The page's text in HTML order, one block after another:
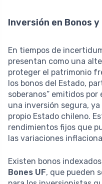
Inversión en Bonos
En tiempos de
presentan como una
proteger el patrimonio
los bonos del Estado,
soberanos” emitidos
una inversión segura,
propio Estado chileno.
rendimientos fijos que
las variaciones
Existen bonos
Bones UF, que pueden